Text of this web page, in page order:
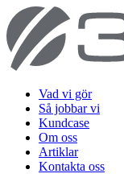
Vad vi gör
Så jobbar vi
Kundcase
Om oss
Artiklar
Kontakta oss